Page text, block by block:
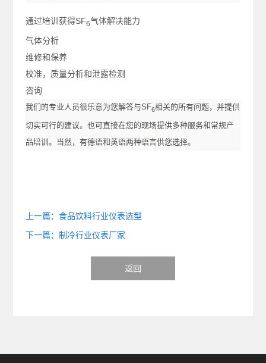
通过培训获得SF6气体解决能力
气体分析
维修和保养
校准，质量分析和泄露检测
咨询
我们的专业人员很乐意为您解答与SF6相关的所有问题，并提供
切实可行的建议。也可直接在您的现场提供多种服务和常规产
品培训。当然，有德语和英语两种语言供您选择。
上一篇：食品饮料行业仪表选型
下一篇：制冷行业仪表厂家
返回